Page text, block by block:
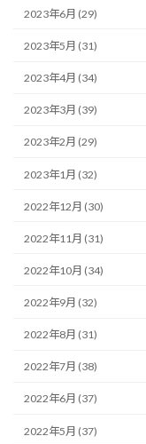
2023年6月 (29)
2023年5月 (31)
2023年4月 (34)
2023年3月 (39)
2023年2月 (29)
2023年1月 (32)
2022年12月 (30)
2022年11月 (31)
2022年10月 (34)
2022年9月 (32)
2022年8月 (31)
2022年7月 (38)
2022年6月 (37)
2022年5月 (37)